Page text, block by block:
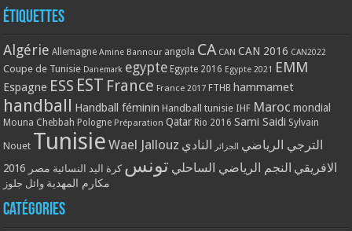
Étiquettes
Algérie Allemagne Amine Bannour angola CA CAN CAN 2016 CAN2022
Coupe de Tunisie Danemark egypte Egypte 2016 Egypte 2021 EMM
Espagne ESS EST France France 2017 FTHB hammamet
handball Handball féminin Handball tunisie IHF Maroc mondial
Mouna Chebbah Pologne Préparation Qatar Rio 2016 Sami Saidi Sylvain
Nouet Tunisie Wael Jallouz الترجي الرياضي الجزائر النادي
الافريقي النجم الرياضي الساحلي تونس كرة اليد النسائية مصر 2016
مكارم المهدية وائل جلوز
Catégories